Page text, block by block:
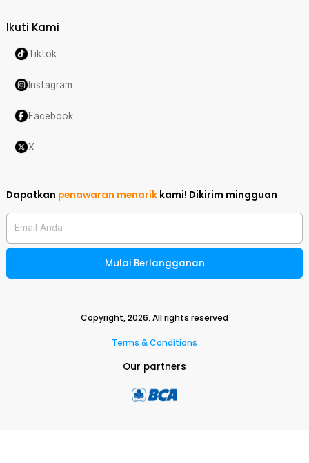
Ikuti Kami
Tiktok
Instagram
Facebook
X
Dapatkan penawaran menarik kami! Dikirim mingguan
Email Anda
Mulai Berlangganan
Copyright,2026. All rights reserved
Terms & Conditions
Our partners